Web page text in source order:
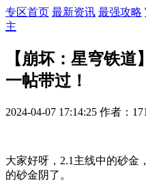
专区首页 最新资讯 最强攻略
主
【崩坏：星穹铁道
一帖带过！
2024-04-07 17:14:25 作者：
大家好呀，2.1主线中的砂金
的砂金阴了。